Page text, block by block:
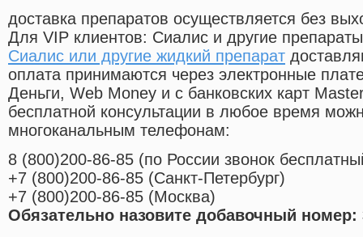
доставка препаратов осуществляется без
Для VIP клиентов: Сиалис и другие
Сиалис или другие жидкий препарат
оплата принимаются через электронные
Деньги, Web Money и с банковских карт
бесплатной консультации в любое время
многоканальным телефонам:
8 (800)200-86-85 (по России звонок
+7 (800)200-86-85 (Санкт-Петербург)
+7 (800)200-86-85 (Москва)
Обязательно назовите добавочный номер: